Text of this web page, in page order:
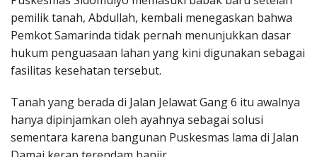
pemilik tanah, Abdullah, kembali menegaskan bahwa
Pemkot Samarinda tidak pernah menunjukkan dasar
hukum penguasaan lahan yang kini digunakan sebagai
fasilitas kesehatan tersebut.
Tanah yang berada di Jalan Jelawat Gang 6 itu awalnya
hanya dipinjamkan oleh ayahnya sebagai solusi
sementara karena bangunan Puskesmas lama di Jalan